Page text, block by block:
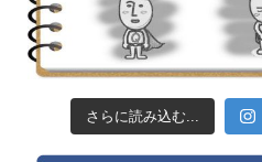
さらに読み込む...